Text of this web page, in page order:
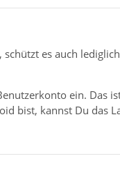
es auch
ein. Das
bist, kannst Du das